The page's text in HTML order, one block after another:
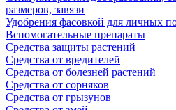
размеров, завязи
Удобрения фасовкой для личных
Вспомогательные препараты
Средства защиты растений
Средства от вредителей
Средства от болезней растений
Средства от сорняков
Средства от грызунов